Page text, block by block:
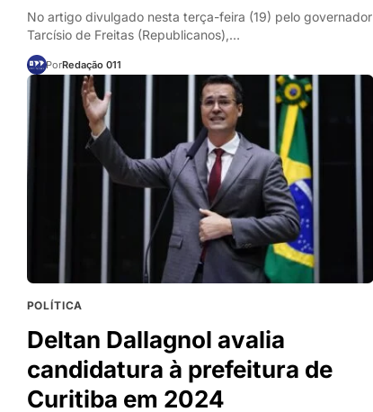
No artigo divulgado nesta terça-feira (19) pelo governador
Tarcísio de Freitas (Republicanos),…
PorRedação 011
POLÍTICA
Deltan Dallagnol avalia
candidatura à prefeitura de
Curitiba em 2024